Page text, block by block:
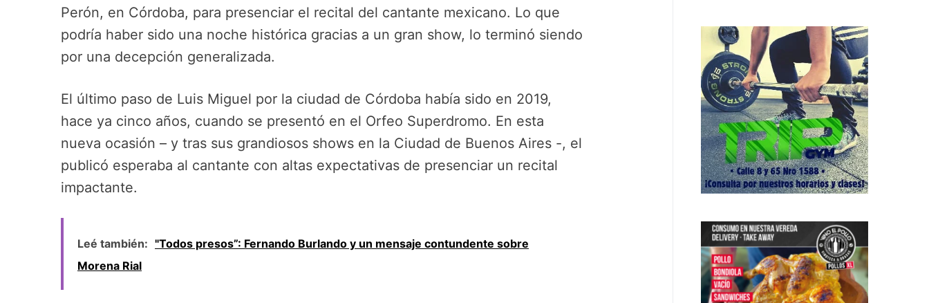
Perón, en Córdoba, para presenciar el recital del cantante mexicano. Lo que
podría haber sido una noche histórica gracias a un gran show, lo terminó siendo
por una decepción generalizada.
El último paso de Luis Miguel por la ciudad de Córdoba había sido en 2019,
hace ya cinco años, cuando se presentó en el Orfeo Superdromo. En esta
nueva ocasión – y tras sus grandiosos shows en la Ciudad de Buenos Aires -, el
publicó esperaba al cantante con altas expectativas de presenciar un recital
impactante.
Leé también: "Todos presos”: Fernando Burlando y un mensaje contundente sobre
Morena Rial